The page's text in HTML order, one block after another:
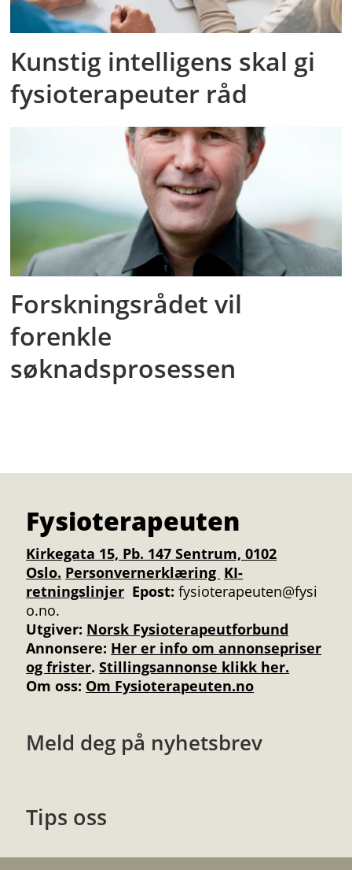
Kunstig intelligens skal gi
fysioterapeuter råd
Forskningsrådet vil
forenkle
søknadsprosessen
Fysioterapeuten
Kirkegata 15, Pb. 147 Sentrum, 0102
Oslo. Personvernerklæring KI-
retningslinjer Epost: fysioterapeuten@fysi
o.no.
Utgiver: Norsk Fysioterapeutforbund
Annonsere: Her er info om annonsepriser
og frister.Stillingsannonse klikk her.
Om oss: Om Fysioterapeuten.no
Meld deg på nyhetsbrev
Tips oss